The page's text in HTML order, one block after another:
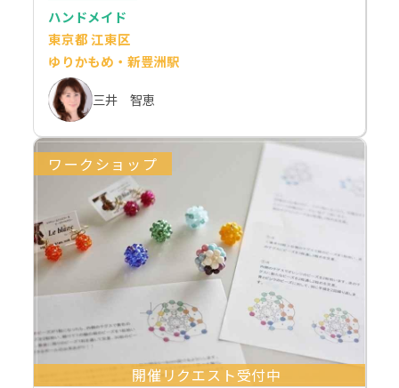
ハンドメイド
東京都 江東区
ゆりかもめ・新豊洲駅
三井 智恵
ワークショップ
開催リクエスト受付中